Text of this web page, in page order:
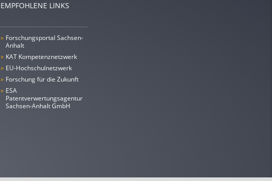
EMPFOHLENE LINKS
» Forschungsportal Sachsen-
Anhalt
» KAT Kompetenznetzwerk
» EU-Hochschulnetzwerk
» Forschung für die Zukunft
» ESA
Patentverwertungsagentur
Sachsen-Anhalt GmbH